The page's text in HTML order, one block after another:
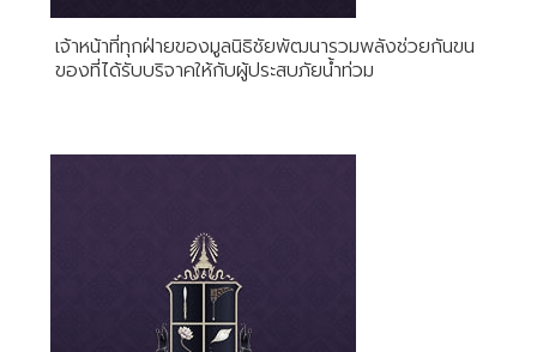
เจ้าหน้าที่ทุกฝ่ายของมูลนิธิชัยพัฒนารวมพลังช่วยกันขน
ของที่ได้รับบริจาคให้กับผู้ประสบภัยน้ำท่วม